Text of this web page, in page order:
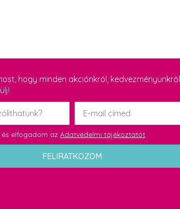
hogy minden akciónkról, kedvezményünkről
Email
elfogadom az Adatvédelmi tájékoztatót
FELIRATKOZOM